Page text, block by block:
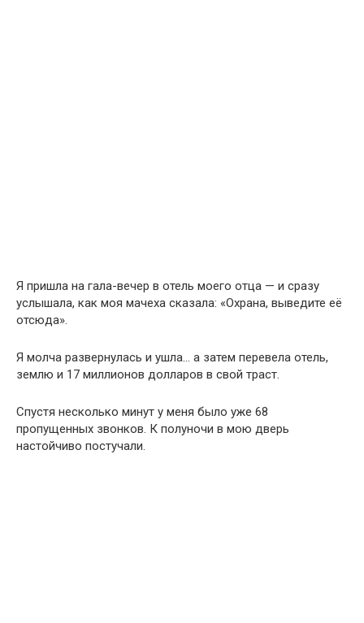
Я пришла на гала-вечер в отель моего отца — и сразу
услышала, как моя мачеха сказала: «Охрана, выведите её
отсюда».
Я молча развернулась и ушла… а затем перевела отель,
землю и 17 миллионов долларов в свой траст.
Спустя несколько минут у меня было уже 68
пропущенных звонков. К полуночи в мою дверь
настойчиво постучали.